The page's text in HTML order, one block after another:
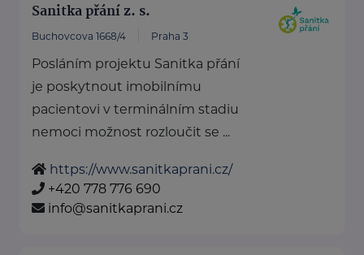
Sanitka přání z. s.
Buchovcova 1668/4 Praha 3
Posláním projektu Sanitka přání
je poskytnout imobilnímu
pacientovi v terminálním stadiu
nemoci možnost rozloučit se ...
https://www.sanitkaprani.cz/
+420 778 776 690
info@sanitkaprani.cz